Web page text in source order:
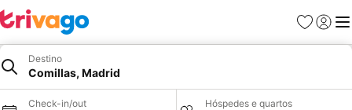
Favoritos
Iniciar
Destino
Comillas, Madrid
Check-in/out Hóspedes e quartos